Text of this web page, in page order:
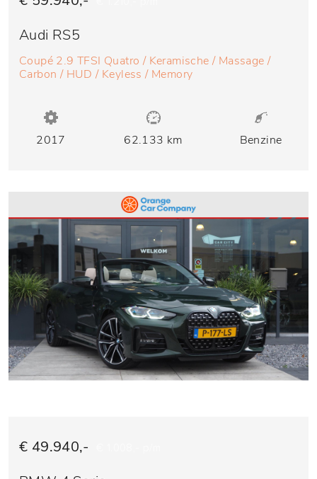
Audi RS5
Coupé 2.9 TFSI Quatro / Keramische / Massage /
Carbon / HUD / Keyless / Memory
2017 62.133 km Benzine
€ 49.940,-